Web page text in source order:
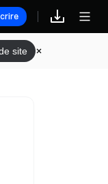
site
Paribas : au-